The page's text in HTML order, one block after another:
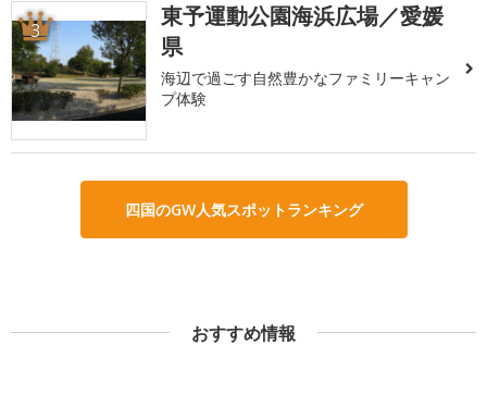
3
東予運動公園海浜広場／愛媛
県
海辺で過ごす自然豊かなファミリーキャン
プ体験
四国のGW人気スポットランキング
おすすめ情報